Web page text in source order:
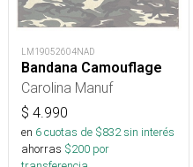
LM19052604NAD
Bandana Camouflage
Carolina Manuf
$ 4.990
en 6cuotas de $832sin interés
ahorras $200 por